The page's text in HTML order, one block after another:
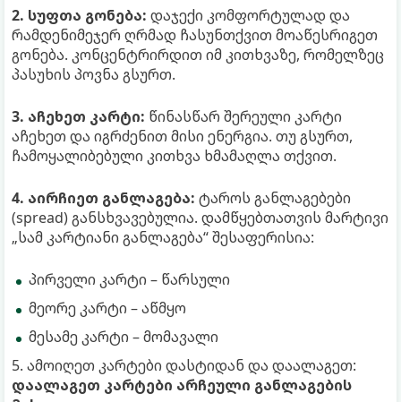
2. სუფთა გონება: დაჯექი კომფორტულად და
რამდენიმეჯერ ღრმად ჩასუნთქვით მოაწესრიგეთ
გონება. კონცენტრირდით იმ კითხვაზე, რომელზეც
პასუხის პოვნა გსურთ.
3. აჩეხეთ კარტი: წინასწარ შერეული კარტი
აჩეხეთ და იგრძენით მისი ენერგია. თუ გსურთ,
ჩამოყალიბებული კითხვა ხმამაღლა თქვით.
4. აირჩიეთ განლაგება: ტაროს განლაგებები
(spread) განსხვავებულია. დამწყებთათვის მარტივი
„სამ კარტიანი განლაგება“ შესაფერისია:
პირველი კარტი – წარსული
მეორე კარტი – აწმყო
მესამე კარტი – მომავალი
5. ამოიღეთ კარტები დასტიდან და დაალაგეთ:
დაალაგეთ კარტები არჩეული განლაგების